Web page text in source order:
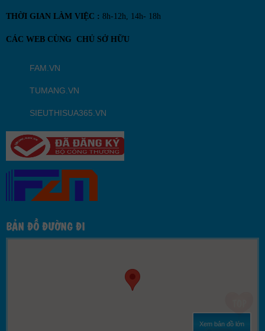
THỜI GIAN LÀM VIỆC : 8h-12h, 14h- 18h
CÁC WEB CÙNG CHỦ SỞ HỮU
FAM.VN
TUMANG.VN
SIEUTHISUA365.VN
BẢN ĐỒ ĐƯỜNG ĐI
Xem bản đồ lớn